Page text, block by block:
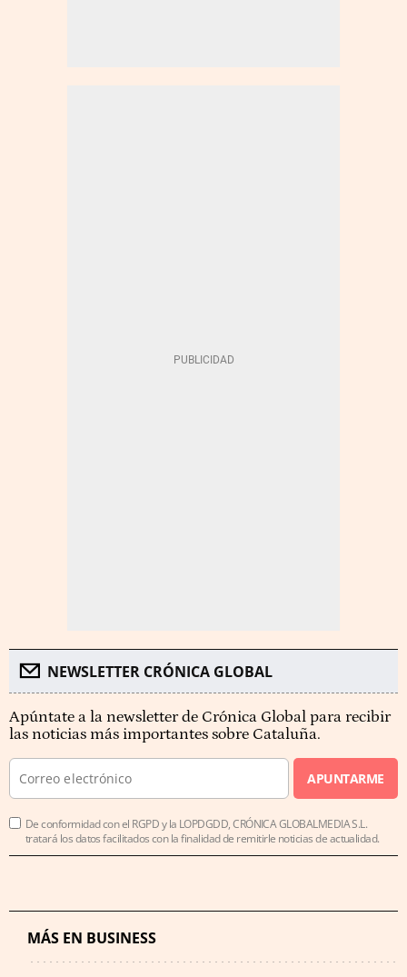
NEWSLETTER CRÓNICA GLOBAL
Apúntate a la newsletter de Crónica Global para recibir
las noticias más importantes sobre Cataluña.
APUNTARME
De conformidad con el RGPD y la LOPDGDD, CRÓNICA GLOBALMEDIA S.L.
tratará los datos facilitados con la finalidad de remitirle noticias de actualidad.
MÁS EN BUSINESS